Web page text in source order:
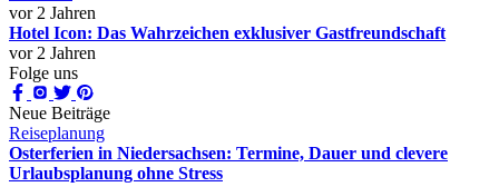
vor 2 Jahren
Hotel Icon: Das Wahrzeichen exklusiver Gastfreundschaft
vor 2 Jahren
Folge uns
Neue Beiträge
Reiseplanung
Osterferien in Niedersachsen: Termine, Dauer und clevere
Urlaubsplanung ohne Stress